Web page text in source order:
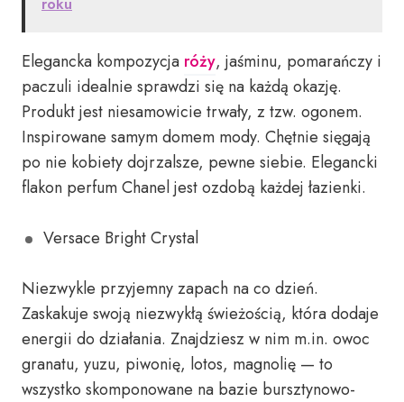
Elegancka kompozycja róży, jaśminu, pomarańczy i
paczuli idealnie sprawdzi się na każdą okazję.
Produkt jest niesamowicie trwały, z tzw. ogonem.
Inspirowane samym domem mody. Chętnie sięgają
po nie kobiety dojrzalsze, pewne siebie. Elegancki
flakon perfum Chanel jest ozdobą każdej łazienki.
Versace Bright Crystal
Niezwykle przyjemny zapach na co dzień.
Zaskakuje swoją niezwykłą świeżością, która dodaje
energii do działania. Znajdziesz w nim m.in. owoc
granatu, yuzu, piwonię, lotos, magnolię — to
wszystko skomponowane na bazie bursztynowo-